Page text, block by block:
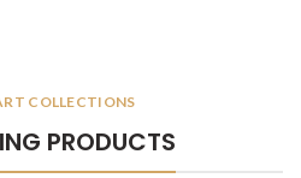
COLLECTIONS
PRODUCTS